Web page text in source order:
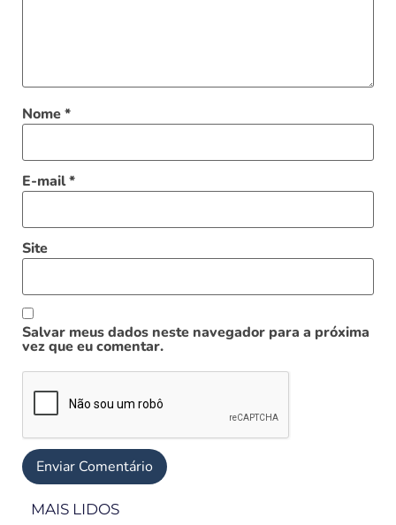
Nome*
E-mail*
Site
Salvar meus dados neste navegador para a próxima
vez que eu comentar.
MAIS LIDOS